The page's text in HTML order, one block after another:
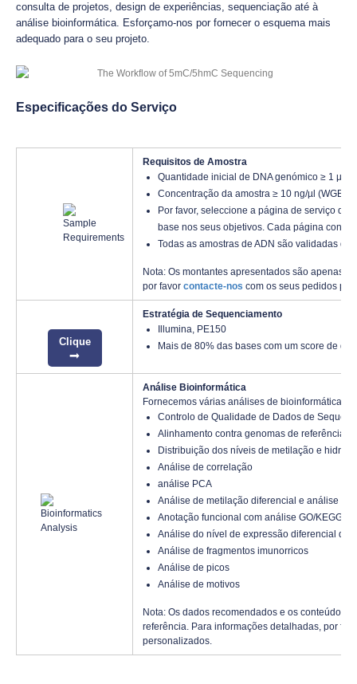
consulta de projetos, design de experiências, sequenciação até à
análise bioinformática. Esforçamo-nos por fornecer o esquema mais
adequado para o seu projeto.
Especificações do Serviço
Requisitos de Amostra
Quantidade inicial de DNA genómico ≥ 1 µg
Concentração da amostra ≥ 10 ng/µl
Por favor, seleccione a página de serviço de
base nos seus objetivos. Cada página
Todas as amostras de ADN são validadas
Nota: Os montantes apresentados são apenas
por favor contacte-nos com os seus pedidos
Clique
Estratégia de Sequenciamento
Illumina, PE150
Mais de 80% das bases com um score de
Análise Bioinformática
Fornecemos várias análises de bioinformática
Controlo de Qualidade de Dados de
Alinhamento contra genomas de referência
Distribuição dos níveis de metilação e
Análise de correlação
análise PCA
Análise de metilação diferencial e análise de
Anotação funcional com análise GO/KEGG
Análise do nível de expressão diferencial de
Análise de fragmentos imunorricos
Análise de picos
Análise de motivos
Nota: Os dados recomendados e os conteúdos
referência. Para informações detalhadas, por
personalizados.